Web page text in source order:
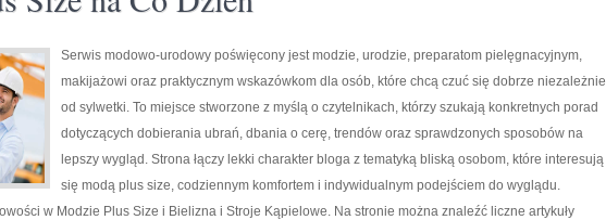
Serwis modowo-urodowy poświęcony jest modzie, urodzie, preparatom pielęgnacyjnym,
makijażowi oraz praktycznym wskazówkom dla osób, które chcą czuć się dobrze niezależnie
od sylwetki. To miejsce stworzone z myślą o czytelnikach, którzy szukają konkretnych porad
dotyczących dobierania ubrań, dbania o cerę, trendów oraz sprawdzonych sposobów na
lepszy wygląd. Strona łączy lekki charakter bloga z tematyką bliską osobom, które interesują
się modą plus size, codziennym komfortem i indywidualnym podejściem do wyglądu.
w Modzie Plus Size i Bielizna i Stroje Kąpielowe. Na stronie można znaleźć liczne artykuły